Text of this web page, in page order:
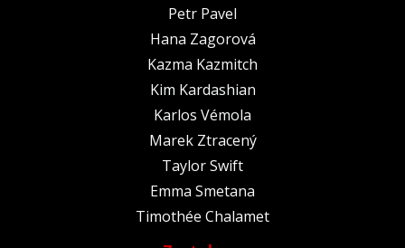
Petr Pavel
Hana Zagorová
Kazma Kazmitch
Kim Kardashian
Karlos Vémola
Marek Ztracený
Taylor Swift
Emma Smetana
Timothée Chalamet